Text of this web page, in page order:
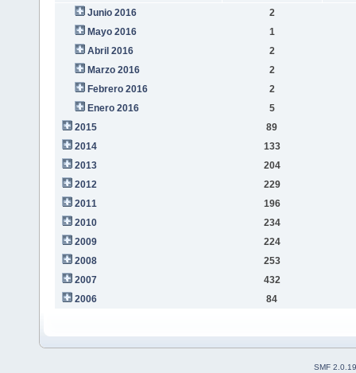
Junio 2016
2
Mayo 2016
1
Abril 2016
2
Marzo 2016
2
Febrero 2016
2
Enero 2016
5
2015
89
2014
133
2013
204
2012
229
2011
196
2010
234
2009
224
2008
253
2007
432
2006
84
SMF 2.0.19